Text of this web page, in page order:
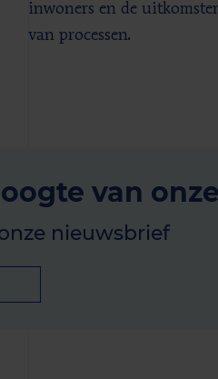
inwoners en de
van processen.
van
nieuwsbrief